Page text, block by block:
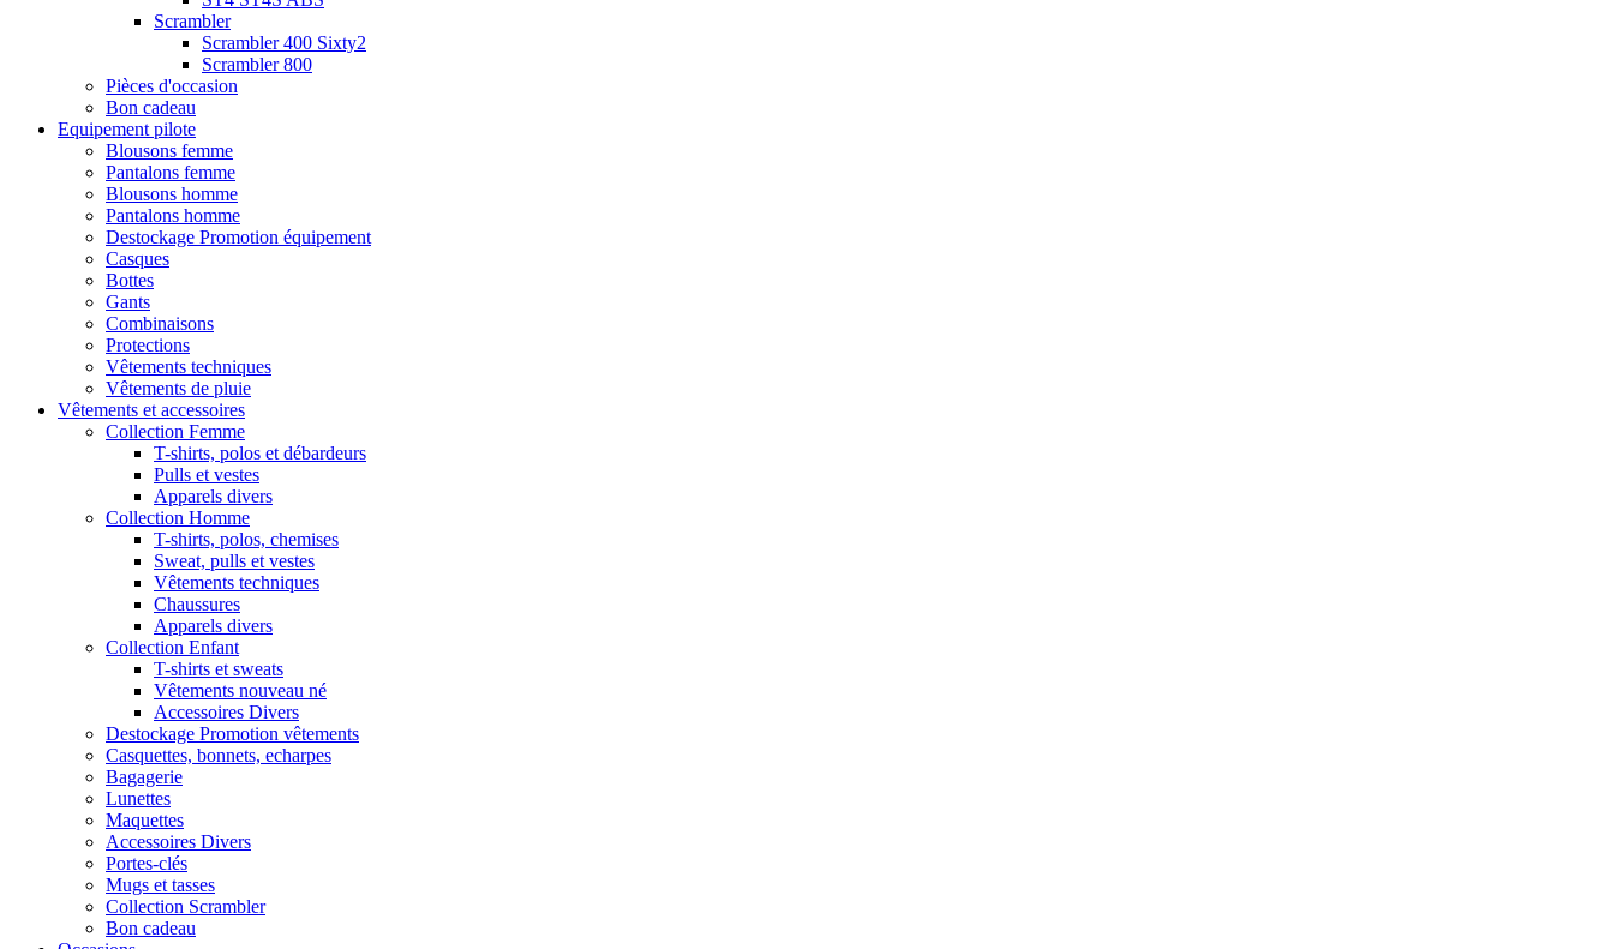
Scrambler
Scrambler 400 Sixty2
Scrambler 800
Pièces d'occasion
Bon cadeau
Equipement pilote
Blousons femme
Pantalons femme
Blousons homme
Pantalons homme
Destockage Promotion équipement
Casques
Bottes
Gants
Combinaisons
Protections
Vêtements techniques
Vêtements de pluie
Vêtements et accessoires
Collection Femme
T-shirts, polos et débardeurs
Pulls et vestes
Apparels divers
Collection Homme
T-shirts, polos, chemises
Sweat, pulls et vestes
Vêtements techniques
Chaussures
Apparels divers
Collection Enfant
T-shirts et sweats
Vêtements nouveau né
Accessoires Divers
Destockage Promotion vêtements
Casquettes, bonnets, echarpes
Bagagerie
Lunettes
Maquettes
Accessoires Divers
Portes-clés
Mugs et tasses
Collection Scrambler
Bon cadeau